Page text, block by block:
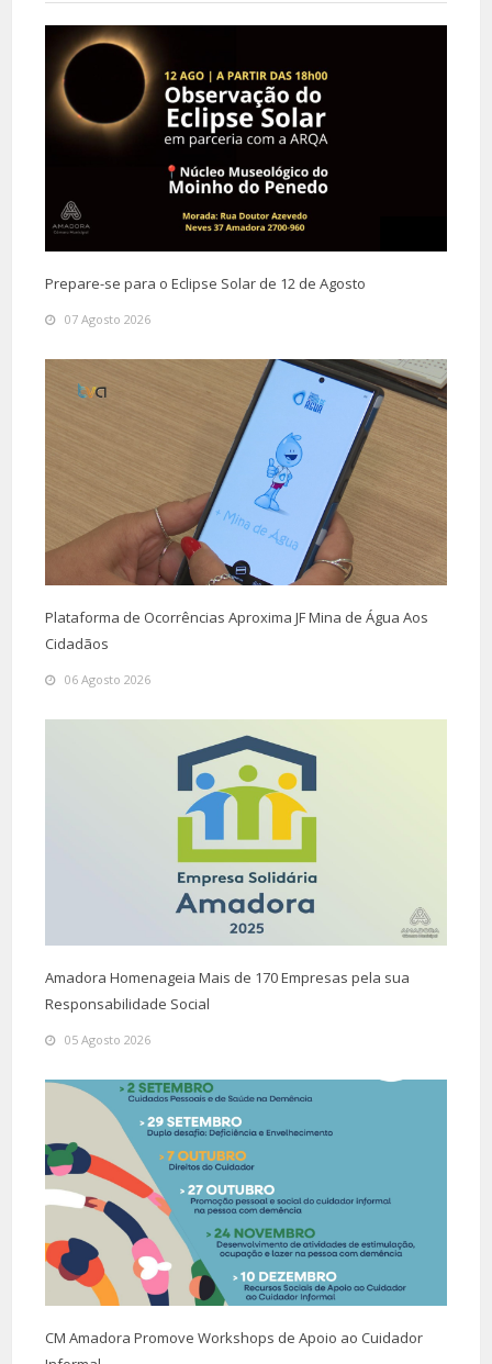
Prepare-se para o Eclipse Solar de 12 de Agosto
07 Agosto 2026
Plataforma de Ocorrências Aproxima JF Mina de Água Aos
Cidadãos
06 Agosto 2026
Amadora Homenageia Mais de 170 Empresas pela sua
Responsabilidade Social
05 Agosto 2026
CM Amadora Promove Workshops de Apoio ao Cuidador